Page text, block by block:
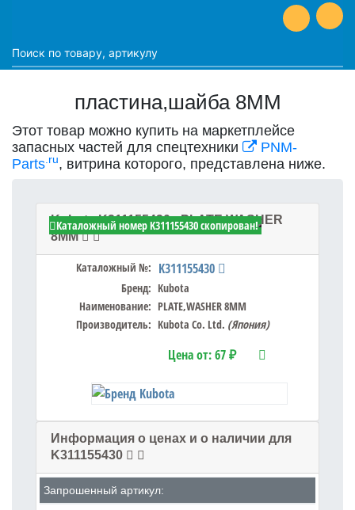
пластина,шайба 8MM
Этот товар можно купить на маркетплейсе
запасных частей для спецтехники
PNM-
Parts.ru, витрина которого, представлена ниже.
Kubota K311155430 - PLATE,WASHER
8MM
Каталожный №: K311155430
Бренд: Kubota
Наименование: PLATE,WASHER 8MM
Производитель: Kubota Co. Ltd. (Япония)
Цена от:67 ₽
Каталожный номер K311155430 скопирован!
Информация о ценах и о наличии для
K311155430
Запрошенный артикул: